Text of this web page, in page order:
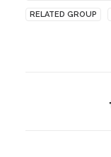
RELATED GROUP